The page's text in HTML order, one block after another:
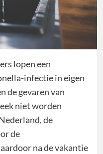
lopen een
infectie in eigen
de gevaren van
niet worden
de
de
na de vakantie